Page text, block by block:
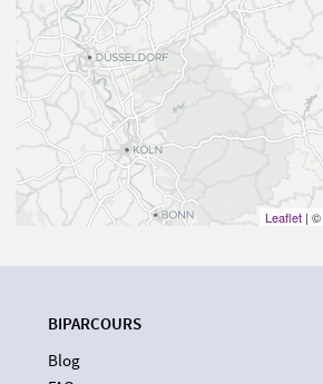
Leaflet | ©
BIPARCOURS
Blog